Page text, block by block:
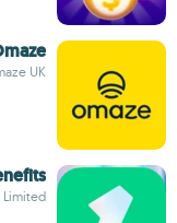
UK
Limited